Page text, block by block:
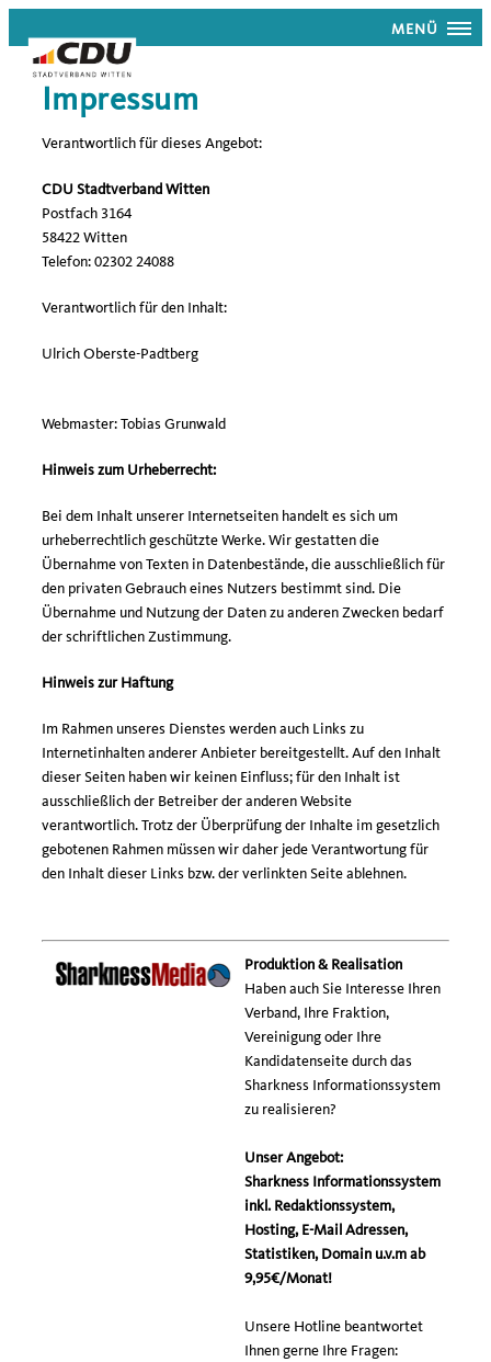
MENÜ
Impressum
Verantwortlich für dieses Angebot:
CDU Stadtverband Witten
Postfach 3164
58422 Witten
Telefon: 02302 24088
Verantwortlich für den Inhalt:
Ulrich Oberste-Padtberg
Webmaster: Tobias Grunwald
Hinweis zum Urheberrecht:
Bei dem Inhalt unserer Internetseiten handelt es sich um
urheberrechtlich geschützte Werke. Wir gestatten die
Übernahme von Texten in Datenbestände, die ausschließlich für
den privaten Gebrauch eines Nutzers bestimmt sind. Die
Übernahme und Nutzung der Daten zu anderen Zwecken bedarf
der schriftlichen Zustimmung.
Hinweis zur Haftung
Im Rahmen unseres Dienstes werden auch Links zu
Internetinhalten anderer Anbieter bereitgestellt. Auf den Inhalt
dieser Seiten haben wir keinen Einfluss; für den Inhalt ist
ausschließlich der Betreiber der anderen Website
verantwortlich. Trotz der Überprüfung der Inhalte im gesetzlich
gebotenen Rahmen müssen wir daher jede Verantwortung für
den Inhalt dieser Links bzw. der verlinkten Seite ablehnen.
Produktion & Realisation
Haben auch Sie Interesse Ihren
Verband, Ihre Fraktion,
Vereinigung oder Ihre
Kandidatenseite durch das
Sharkness Informationssystem
zu realisieren?
Unser Angebot:
Sharkness Informationssystem
inkl. Redaktionssystem,
Hosting, E-Mail Adressen,
Statistiken, Domain u.v.m ab
9,95€/Monat!
Unsere Hotline beantwortet
Ihnen gerne Ihre Fragen: